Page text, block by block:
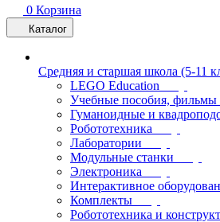
0 Корзина
Каталог
Средняя и старшая школа (5-11
LEGO Education
Учебные пособия,
Гуманоидные и
Робототехника
Лаборатории
Модульные станки
Электроника
Интерактивное
Комплекты
Робототехника и